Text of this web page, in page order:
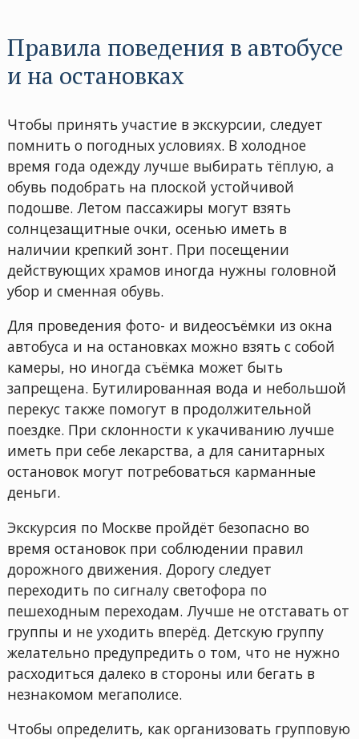
Правила поведения в автобусе
и на остановках
Чтобы принять участие в экскурсии, следует
помнить о погодных условиях. В холодное
время года одежду лучше выбирать тёплую, а
обувь подобрать на плоской устойчивой
подошве. Летом пассажиры могут взять
солнцезащитные очки, осенью иметь в
наличии крепкий зонт. При посещении
действующих храмов иногда нужны головной
убор и сменная обувь.
Для проведения фото- и видеосъёмки из окна
автобуса и на остановках можно взять с собой
камеры, но иногда съёмка может быть
запрещена. Бутилированная вода и небольшой
перекус также помогут в продолжительной
поездке. При склонности к укачиванию лучше
иметь при себе лекарства, а для санитарных
остановок могут потребоваться карманные
деньги.
Экскурсия по Москве пройдёт безопасно во
время остановок при соблюдении правил
дорожного движения. Дорогу следует
переходить по сигналу светофора по
пешеходным переходам. Лучше не отставать от
группы и не уходить вперёд. Детскую группу
желательно предупредить о том, что не нужно
расходиться далеко в стороны или бегать в
незнакомом мегаполисе.
Чтобы определить, как организовать групповую